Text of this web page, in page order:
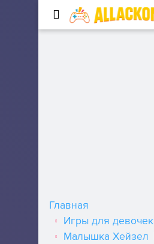
Главная
Игры для девочек
Малышка Хейзел